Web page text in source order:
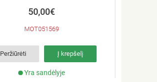
50,00€
MOT051569
Peržiūrėti Į krepšelį
Yra sandėlyje